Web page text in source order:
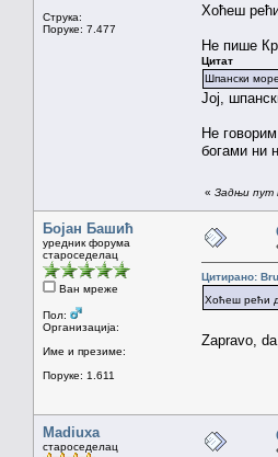
Струка:
Поруке: 7.477
Хоћеш
Не пише
Цитат
Шпански
Јој,
Не
богами ни
« Задњи пут
Бојан Башић
уредник форума
староседелац
Ван мреже
Пол:
Организација:
Име и презиме:
Поруке: 1.611
Цитирано:
Хоћеш рећи
Zapravo, da,
Madiuxa
староседелац